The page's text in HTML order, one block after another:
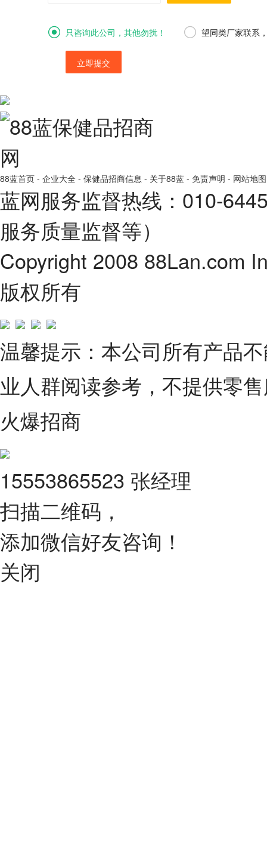
只咨询此公司，其他勿扰！ 望同类厂家联系
立即提交
88蓝首页 - 企业大全 - 保健品招商信息 - 关于88蓝 - 免责声明 - 网站地图
蓝网服务监督热线：010-
服务质量监督等）
Copyright 2008 88Lan.com
版权所有
温馨提示：本公司所有产品
业人群阅读参考，不提供零
火爆招商
15553865523 张经理
扫描二维码，
添加微信好友咨询！
关闭